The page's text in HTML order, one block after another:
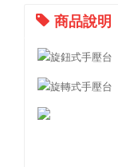
商品說明